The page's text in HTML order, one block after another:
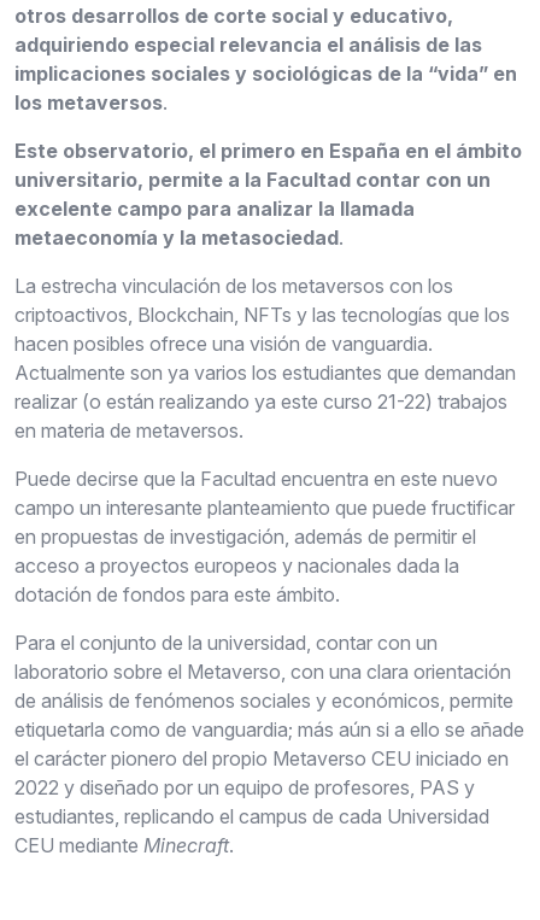
otros desarrollos de corte social y educativo,
adquiriendo especial relevancia el análisis de las
implicaciones sociales y sociológicas de la “vida” en
los metaversos.
Este observatorio, el primero en España en el ámbito
universitario, permite a la Facultad contar con un
excelente campo para analizar la llamada
metaeconomía y la metasociedad.
La estrecha vinculación de los metaversos con los
criptoactivos, Blockchain, NFTs y las tecnologías que los
hacen posibles ofrece una visión de vanguardia.
Actualmente son ya varios los estudiantes que demandan
realizar (o están realizando ya este curso 21-22) trabajos
en materia de metaversos.
Puede decirse que la Facultad encuentra en este nuevo
campo un interesante planteamiento que puede fructificar
en propuestas de investigación, además de permitir el
acceso a proyectos europeos y nacionales dada la
dotación de fondos para este ámbito.
Para el conjunto de la universidad, contar con un
laboratorio sobre el Metaverso, con una clara orientación
de análisis de fenómenos sociales y económicos, permite
etiquetarla como de vanguardia; más aún si a ello se añade
el carácter pionero del propio Metaverso CEU iniciado en
2022 y diseñado por un equipo de profesores, PAS y
estudiantes, replicando el campus de cada Universidad
CEU mediante Minecraft.